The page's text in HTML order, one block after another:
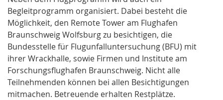
Begleitprogramm organisiert. Dabei besteht die
Möglichkeit, den Remote Tower am Flughafen
Braunschweig Wolfsburg zu besichtigen, die
Bundesstelle für Flugunfalluntersuchung (BFU) mit
ihrer Wrackhalle, sowie Firmen und Institute am
Forschungsflughafen Braunschweig. Nicht alle
Teilnehmenden können bei allen Besichtigungen
mitmachen. Betreuende erhalten Restplätze.